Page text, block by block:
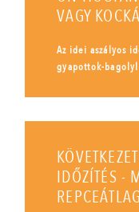
VAGY
Az idei aszályos
gyapottok-
IDŐZÍTÉS -